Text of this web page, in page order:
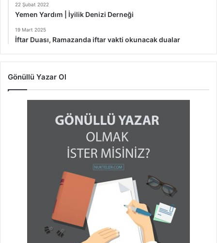
22 Şubat 2022
Yemen Yardım | İyilik Denizi Derneği
19 Mart 2025
İftar Duası, Ramazanda iftar vakti okunacak dualar
Gönüllü Yazar Ol